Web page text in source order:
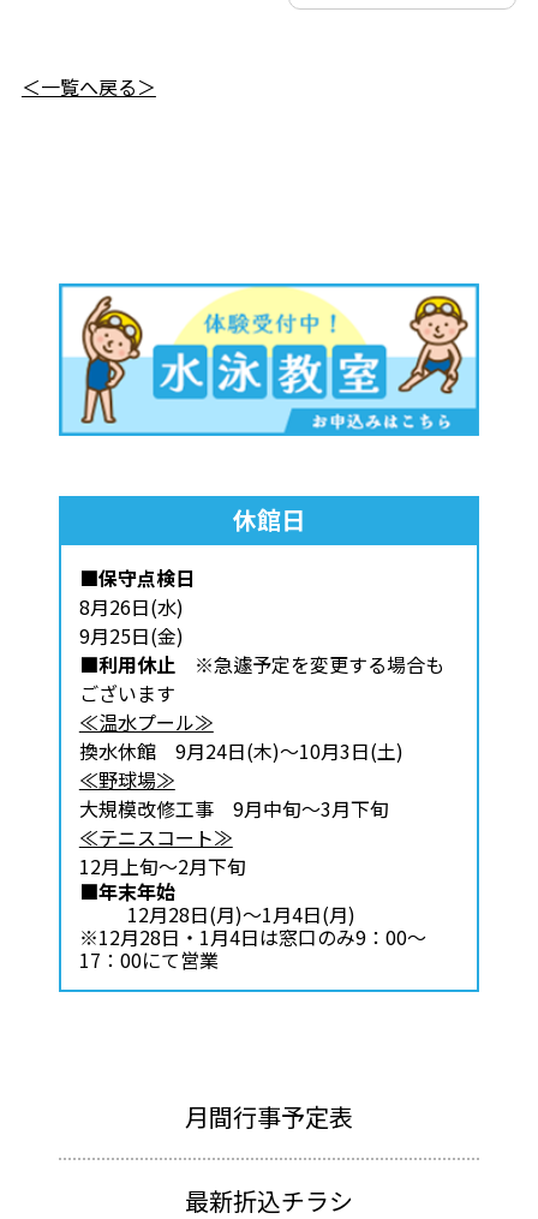
＜一覧へ戻る＞
休館日
■保守点検日
8月26日(水)
9月25日(金)
■利用休止 ※急遽予定を変更する場合も
ございます
≪温水プール≫
換水休館 9月24日(木)～10月3日(土)
≪野球場≫
大規模改修工事 9月中旬～3月下旬
≪テニスコート≫
12月上旬～2月下旬
■年末年始
12月28日(月)～1月4日(月)
※12月28日・1月4日は窓口のみ9：00～
17：00にて営業
月間行事予定表
最新折込チラシ